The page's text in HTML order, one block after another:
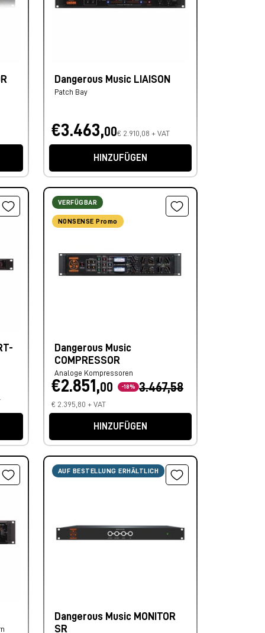
Dangerous Music LIAISON
Patch Bay
€3.463,00€ 2.910,08 + VAT
HINZUFÜGEN
VERFÜGBAR
NONSENSE Promo
Dangerous Music
COMPRESSOR
Analoge Kompressoren
€2.851,00 -18% 3.467,58
€ 2.395,80 + VAT
HINZUFÜGEN
AUF BESTELLUNG ERHÄLTLICH
Dangerous Music MONITOR
SR